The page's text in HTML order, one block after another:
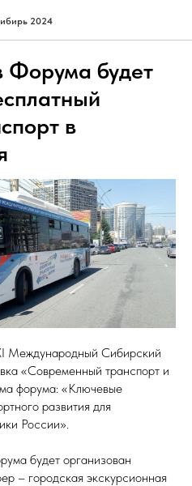
2024
Форума будет
в
Международный Сибирский
«Современный транспорт и
форума: «Ключевые
развития для
России».
будет организован
– городская экскурсионная